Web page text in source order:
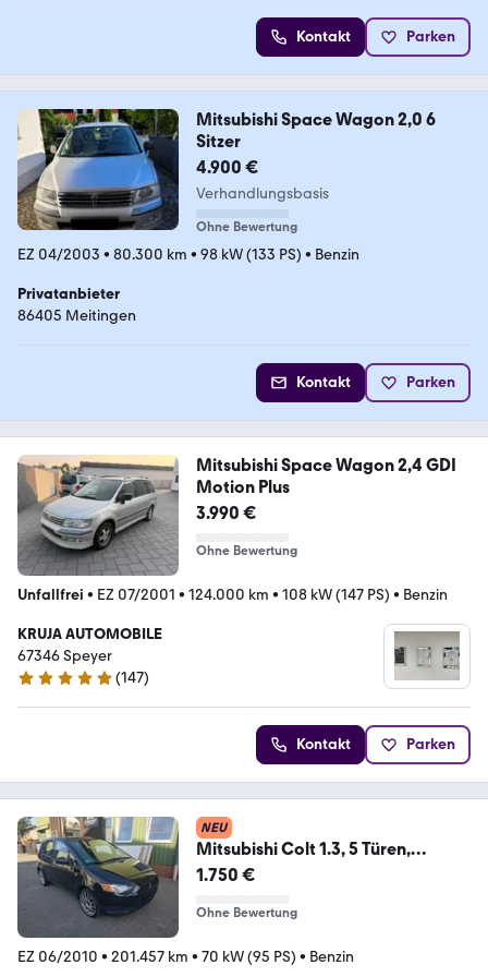
Kontakt Parken
Mitsubishi Space Wagon 2,0 6
Sitzer
4.900 €
Verhandlungsbasis
Ohne Bewertung
EZ 04/2003 • 80.300 km • 98 kW (133 PS) • Benzin
Privatanbieter
86405 Meitingen
Kontakt Parken
Mitsubishi Space Wagon 2,4 GDI
Motion Plus
3.990 €
Ohne Bewertung
Unfallfrei • EZ 07/2001 • 124.000 km • 108 kW (147 PS) • Benzin
KRUJA AUTOMOBILE
67346 Speyer
5 Sterne
(147)
Kontakt Parken
NEU
Mitsubishi Colt 1.3, 5 Türen,
Service + Bremse neu!
1.750 €
Ohne Bewertung
EZ 06/2010 • 201.457 km • 70 kW (95 PS) • Benzin